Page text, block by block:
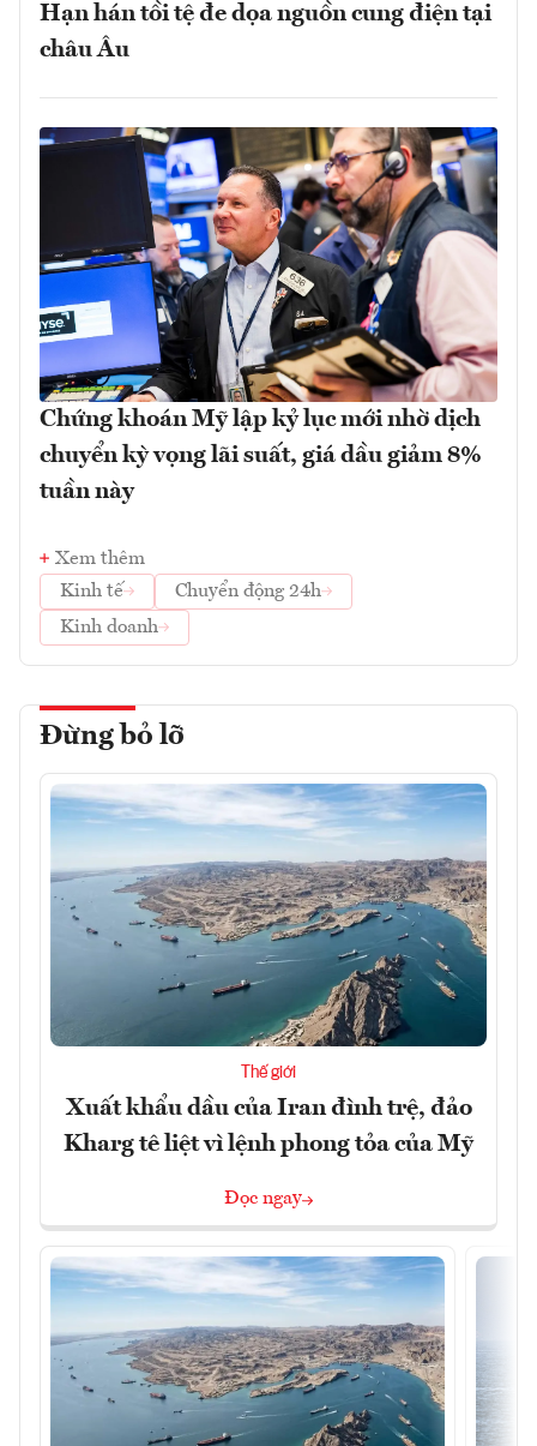
Hạn hán tồi tệ đe dọa nguồn cung điện tại
châu Âu
Chứng khoán Mỹ lập kỷ lục mới nhờ dịch
chuyển kỳ vọng lãi suất, giá dầu giảm 8%
tuần này
Xem thêm
Kinh tế
Chuyển động 24h
Kinh doanh
Đừng bỏ lỡ
Thế giới
Xuất khẩu dầu của Iran đình trệ, đảo
Kharg tê liệt vì lệnh phong tỏa của Mỹ
Đọc ngay